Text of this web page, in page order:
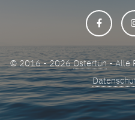
© 2016 - 2026Ostertun- Alle